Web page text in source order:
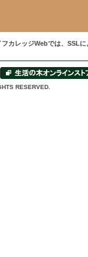
カレッジWebでは、SSL
RESERVED.